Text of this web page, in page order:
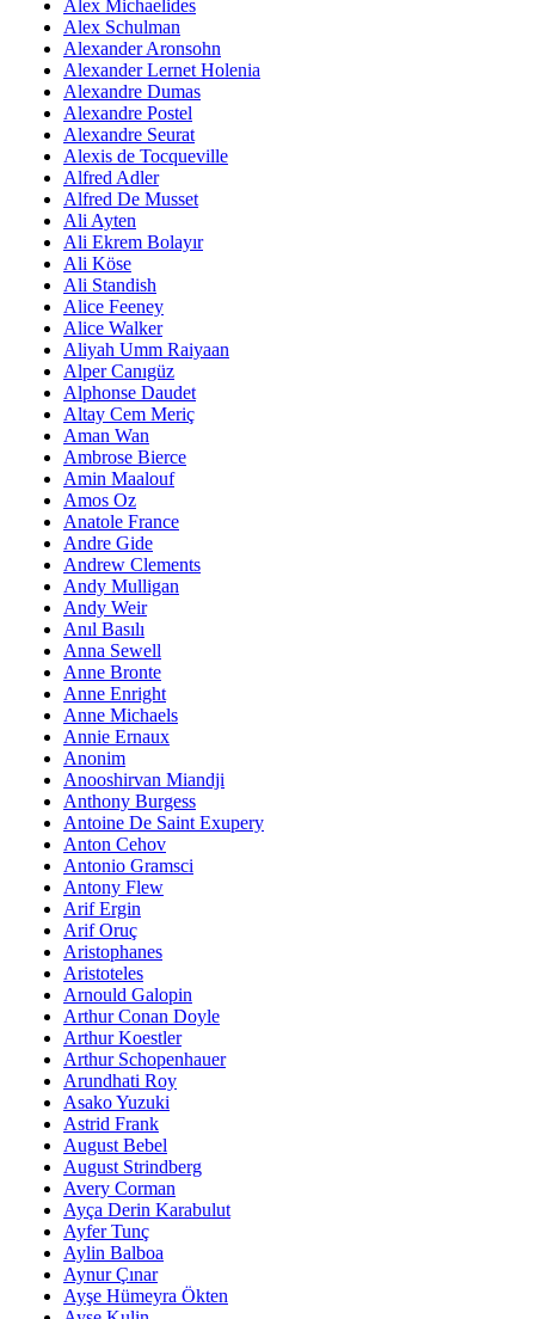
Alex Michaelides
Alex Schulman
Alexander Aronsohn
Alexander Lernet Holenia
Alexandre Dumas
Alexandre Postel
Alexandre Seurat
Alexis de Tocqueville
Alfred Adler
Alfred De Musset
Ali Ayten
Ali Ekrem Bolayır
Ali Köse
Ali Standish
Alice Feeney
Alice Walker
Aliyah Umm Raiyaan
Alper Canıgüz
Alphonse Daudet
Altay Cem Meriç
Aman Wan
Ambrose Bierce
Amin Maalouf
Amos Oz
Anatole France
Andre Gide
Andrew Clements
Andy Mulligan
Andy Weir
Anıl Basılı
Anna Sewell
Anne Bronte
Anne Enright
Anne Michaels
Annie Ernaux
Anonim
Anooshirvan Miandji
Anthony Burgess
Antoine De Saint Exupery
Anton Cehov
Antonio Gramsci
Antony Flew
Arif Ergin
Arif Oruç
Aristophanes
Aristoteles
Arnould Galopin
Arthur Conan Doyle
Arthur Koestler
Arthur Schopenhauer
Arundhati Roy
Asako Yuzuki
Astrid Frank
August Bebel
August Strindberg
Avery Corman
Ayça Derin Karabulut
Ayfer Tunç
Aylin Balboa
Aynur Çınar
Ayşe Hümeyra Ökten